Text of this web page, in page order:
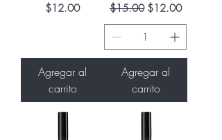
Precio
$12.00
Agregar al
carrito
Precio
$15.00 Precio de oferta
$12.00
Agregar al
carrito